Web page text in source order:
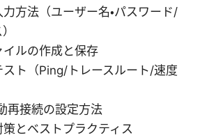
方法（ユーザー名・パスワード/
ルの作成と保存
スト（Ping/トレースルート/速度
再接続の設定方法
とベストプラクティス